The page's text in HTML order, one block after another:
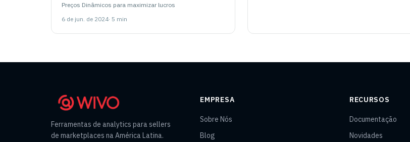
Preços Dinâmicos para maximizar lucros
6 de jun. de 2024· 5 min
Ferramentas de analytics para sellers
de marketplaces na América Latina.
EMPRESA
Sobre Nós
Blog
RECURSOS
Documentação
Novidades